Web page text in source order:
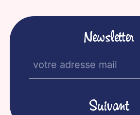
Newsletter
E-
mail